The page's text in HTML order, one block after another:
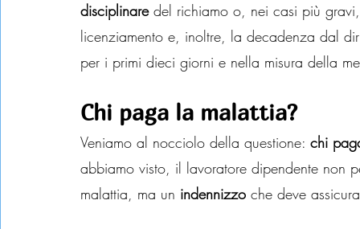
disciplinare del richiamo o, nei casi più
licenziamento e, inoltre, la decadenza dal
per i primi dieci giorni e nella misura della
Chi paga la malattia?
Veniamo al nocciolo della questione: chi
abbiamo visto, il lavoratore dipendente non
malattia, ma un indennizzo che deve